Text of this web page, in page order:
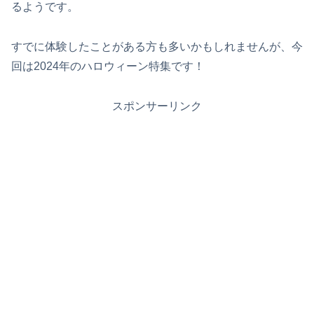
るようです。
すでに体験したことがある方も多いかもしれませんが、今
回は2024年のハロウィーン特集です！
スポンサーリンク